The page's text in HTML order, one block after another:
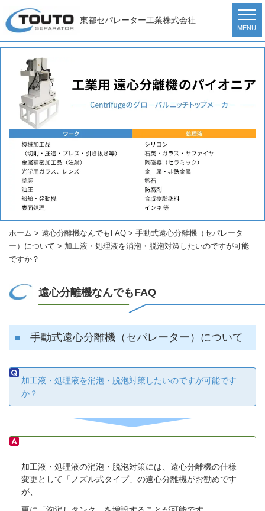
MENU
東都セパレーター工業株式会社
ホーム > 遠心分離機なんでもFAQ > 手動式遠心分離機（セパレータ
ー）について > 加工液・処理液を消泡・脱泡対策したいのですが可能
ですか？
遠心分離機なんでもFAQ
手動式遠心分離機（セパレーター）について
加工液・処理液を消泡・脱泡対策したいのですが可能です
か？
加工液・処理液の消泡・脱泡対策には、遠心分離機の仕様
変更として「ノズル式タイプ」の遠心分離機がお勧めです
が、